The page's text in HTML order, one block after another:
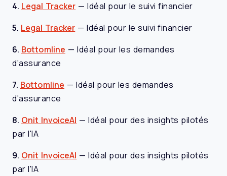
4. Legal Tracker — Idéal pour le suivi financier
5. Legal Tracker — Idéal pour le suivi financier
6. Bottomline — Idéal pour les demandes
d'assurance
7. Bottomline — Idéal pour les demandes
d'assurance
8. Onit InvoiceAI — Idéal pour des insights pilotés
par l'IA
9. Onit InvoiceAI — Idéal pour des insights pilotés
par l'IA